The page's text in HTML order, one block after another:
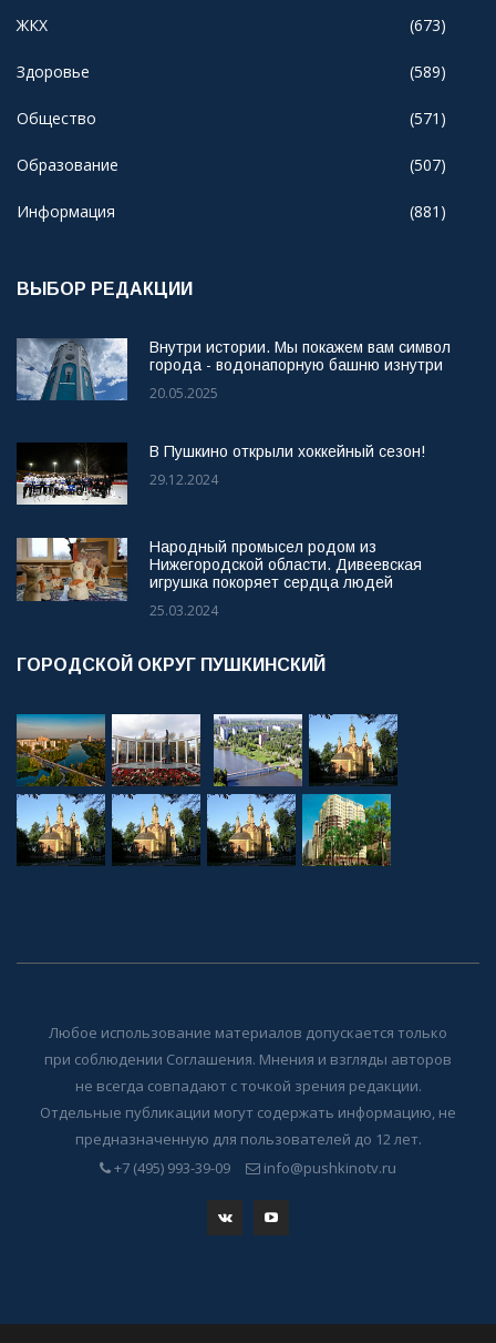
ЖКХ (673)
Здоровье (589)
Общество (571)
Образование (507)
Информация (881)
ВЫБОР РЕДАКЦИИ
Внутри истории. Мы покажем вам символ
города - водонапорную башню изнутри
20.05.2025
В Пушкино открыли хоккейный сезон!
29.12.2024
Народный промысел родом из
Нижегородской области. Дивеевская
игрушка покоряет сердца людей
25.03.2024
ГОРОДСКОЙ ОКРУГ ПУШКИНСКИЙ
Любое использование материалов допускается только
при соблюдении Соглашения. Мнения и взгляды авторов
не всегда совпадают с точкой зрения редакции.
Отдельные публикации могут содержать информацию, не
предназначенную для пользователей до 12 лет.
+7 (495) 993-39-09
info@pushkinotv.ru